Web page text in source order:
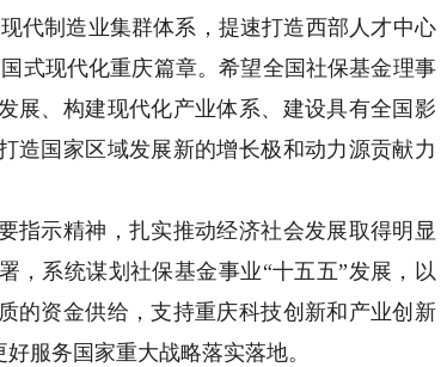
代制造业集群体系，提速打造西部人才中心
式现代化重庆篇章。希望全国社保基金理事
展、构建现代化产业体系、建设具有全国影
造国家区域发展新的增长极和动力源贡献力
示精神，扎实推动经济社会发展取得明显
，系统谋划社保基金事业“十五五”发展，以
的资金供给，支持重庆科技创新和产业创新
服务国家重大战略落实落地。